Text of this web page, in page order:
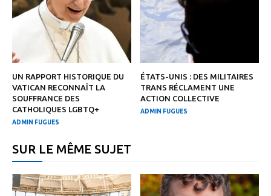
UN RAPPORT HISTORIQUE DU
VATICAN RECONNAÎT LA
SOUFFRANCE DES
CATHOLIQUES LGBTQ+
ADMIN FUGUES
ÉTATS-UNIS : DES MILITAIRES
TRANS RÉCLAMENT UNE
ACTION COLLECTIVE
ADMIN FUGUES
SUR LE MÊME SUJET